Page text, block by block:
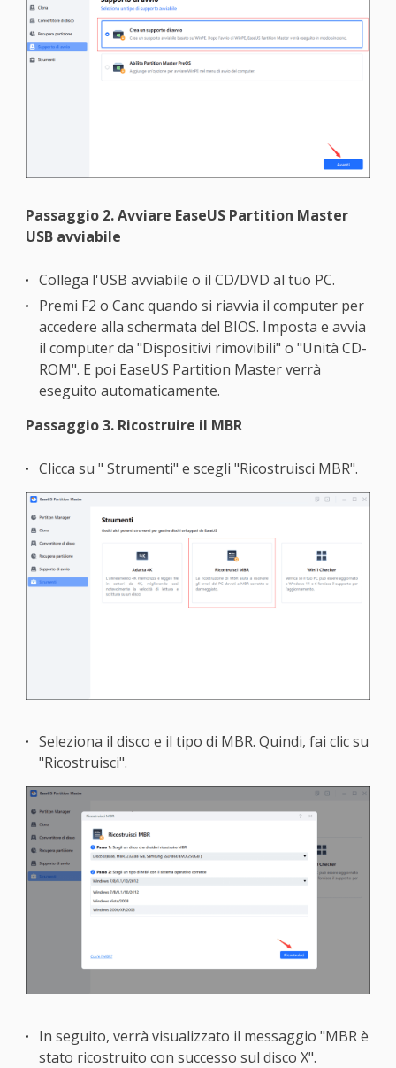
Passaggio 2. Avviare EaseUS Partition Master
USB avviabile
Collega l'USB avviabile o il CD/DVD al tuo PC.
Premi F2 o Canc quando si riavvia il computer per
accedere alla schermata del BIOS. Imposta e avvia
il computer da "Dispositivi rimovibili" o "Unità CD-
ROM". E poi EaseUS Partition Master verrà
eseguito automaticamente.
Passaggio 3. Ricostruire il MBR
Clicca su " Strumenti" e scegli "Ricostruisci MBR".
Seleziona il disco e il tipo di MBR. Quindi, fai clic su
"Ricostruisci".
In seguito, verrà visualizzato il messaggio "MBR è
stato ricostruito con successo sul disco X".